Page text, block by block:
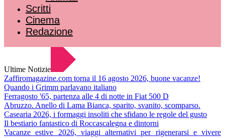
Scritti
Cinema
Redazione
Ultime Notizie
Zaffiromagazine.com torna il 16 agosto 2026, buone vacanze!
Quando i Grimm parlavano italiano
Ferragosto '65, partenza alle 4 di notte in Fiat 500 D
Abruzzo. Anello di Lama Bianca, sparito, svanito, scomparso.
Casearia 2026, i formaggi insoliti che sfidano le regole del gusto
Il bestiario fantastico di Roccascalegna e dintorni
Vacanze estive 2026, viaggi alternativi per rigenerarsi e vivere